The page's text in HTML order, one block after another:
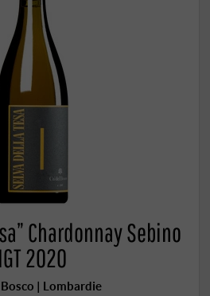
Chardonnay Sebino
IGT 2020
| Lombardie